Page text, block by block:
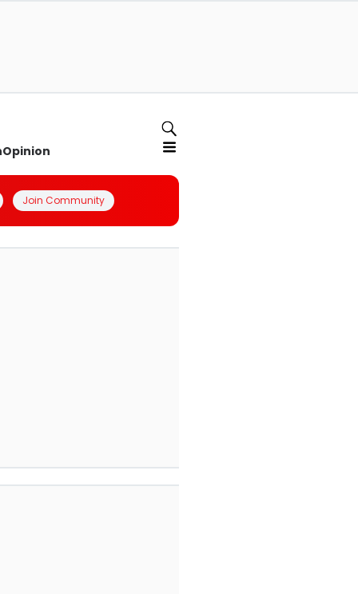
Opinion
Join Community